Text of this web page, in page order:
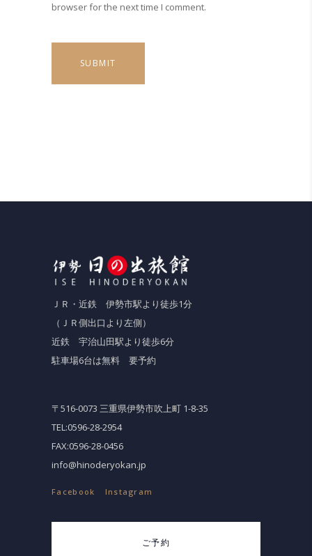
browser for the next time I comment.
SUBMIT
ＪＲ・近鉄 伊勢市駅より徒歩1分
（ＪＲ側出口より左側）
近鉄 宇治山田駅より徒歩6分
駐車場6台は無料 要予約
〒516-0073 三重県伊勢市吹上町 1-8-35
TEL:0596-28-2954
FAX:0596-28-0456
info@hinoderyokan.jp
Facebook Instagram
ご予約